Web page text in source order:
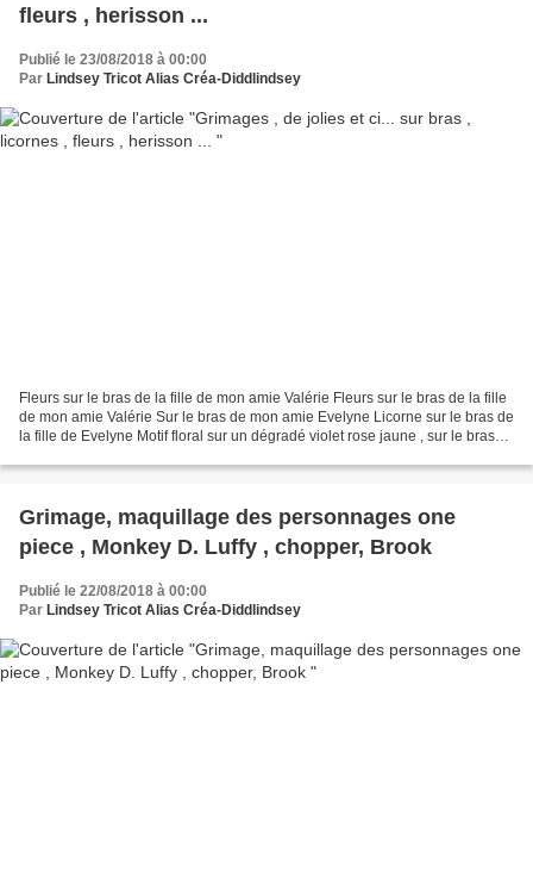
fleurs , herisson ...
Publié le 23/08/2018 à 00:00
Par Lindsey Tricot Alias Créa-Diddlindsey
Fleurs sur le bras de la fille de mon amie Valérie Fleurs sur le bras de la fille
de mon amie Valérie Sur le bras de mon amie Evelyne Licorne sur le bras de
la fille de Evelyne Motif floral sur un dégradé violet rose jaune , sur le bras
Grimage, maquillage des personnages one
piece , Monkey D. Luffy , chopper, Brook
Publié le 22/08/2018 à 00:00
Par Lindsey Tricot Alias Créa-Diddlindsey